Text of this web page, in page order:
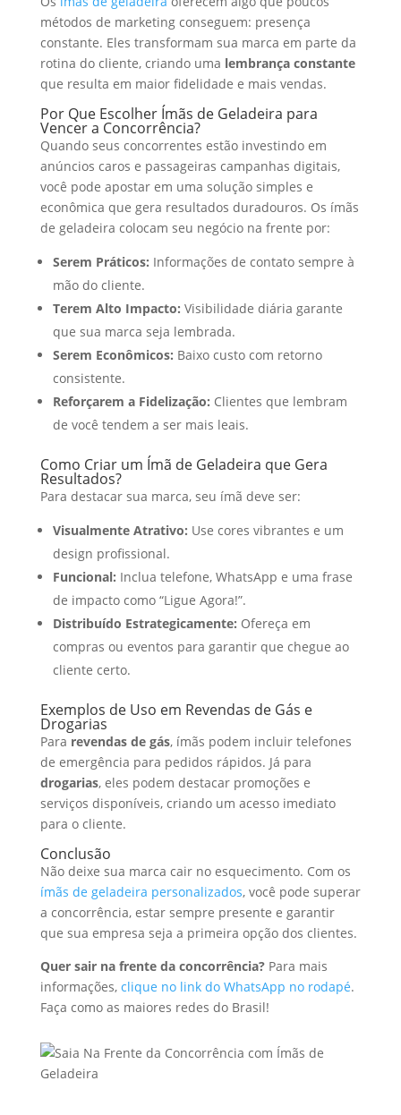
métodos de marketing conseguem: presença
constante. Eles transformam sua marca em parte da
rotina do cliente, criando uma lembrança constante
que resulta em maior fidelidade e mais vendas.
Por Que Escolher Ímãs de Geladeira para
Vencer a Concorrência?
Quando seus concorrentes estão investindo em
anúncios caros e passageiras campanhas digitais,
você pode apostar em uma solução simples e
econômica que gera resultados duradouros. Os ímãs
de geladeira colocam seu negócio na frente por:
Serem Práticos: Informações de contato sempre à
mão do cliente.
Terem Alto Impacto: Visibilidade diária garante
que sua marca seja lembrada.
Serem Econômicos: Baixo custo com retorno
consistente.
Reforçarem a Fidelização: Clientes que lembram
de você tendem a ser mais leais.
Como Criar um Ímã de Geladeira que Gera
Resultados?
Para destacar sua marca, seu ímã deve ser:
Visualmente Atrativo: Use cores vibrantes e um
design profissional.
Funcional: Inclua telefone, WhatsApp e uma frase
de impacto como “Ligue Agora!”.
Distribuído Estrategicamente: Ofereça em
compras ou eventos para garantir que chegue ao
cliente certo.
Exemplos de Uso em Revendas de Gás e
Drogarias
Para revendas de gás, ímãs podem incluir telefones
de emergência para pedidos rápidos. Já para
drogarias, eles podem destacar promoções e
serviços disponíveis, criando um acesso imediato
para o cliente.
Conclusão
Não deixe sua marca cair no esquecimento. Com os
ímãs de geladeira personalizados, você pode superar
a concorrência, estar sempre presente e garantir
que sua empresa seja a primeira opção dos clientes.
Quer sair na frente da concorrência?Para mais
informações, clique no link do WhatsApp no rodapé.
Faça como as maiores redes do Brasil!